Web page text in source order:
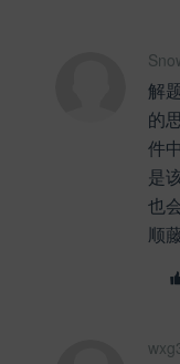
解
的
件
是
也
顺